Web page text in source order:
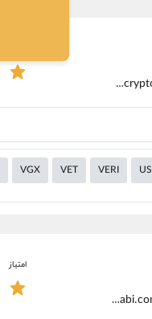
https://alirezamehrabi.com/cryptocurrency/wallet/exodus-wallet
VGX VET VERI
https://alirezamehrabi.com/cryptocurrency/wallet/ledger
امتیاز